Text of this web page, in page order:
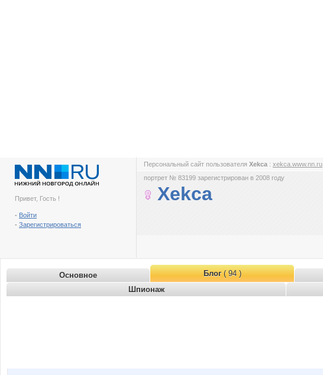
Привет, Гость !
- Войти
- Зарегистрироваться
Персональный сайт пользователя Xekca : xekca.www.nn.ru
портрет № 83199 зарегистрирован в 2008 году
Xekca
Основное Блог( 94 )
Шпионаж